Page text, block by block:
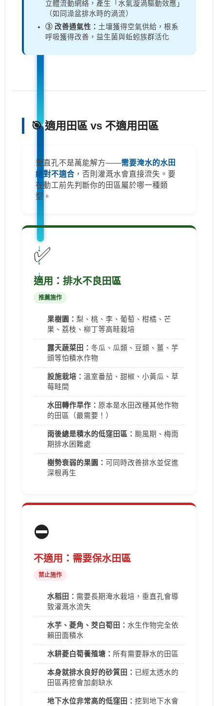
↓
↓
↓
立體流動網絡，產生「水氣漩渦驅動效應」
（如同澡盆排水時的渦流）
③ 改善通氣性： 土壤獲得空氣供給，根系
呼吸獲得改善，益生菌與蚯蚓族群活化
🎯 適用田區 vs 不適用田區
垂直孔不是萬能解方——需要淹水的水田
絕對不適合 ，否則灌溉水會直接流失。要
在動工前先判斷你的田區屬於哪一種類
型。
✅
適用：排水不良田區
推薦施作
果樹園： 梨、桃、李、葡萄、柑橘、芒
果、荔枝、柳丁等高畦栽培
露天蔬菜田： 冬瓜、瓜類、豆類、薑、芋
頭等怕積水作物
設施栽培： 溫室番茄、甜椒、小黃瓜、草
莓畦間
水田轉作旱作： 原本是水田改種其他作物
的田區（最需要！）
雨後總是積水的低窪田區： 颱風期、梅雨
期排水困難處
樹勢衰弱的果園： 可同時改善排水並促進
深根再生
⛔
不適用：需要保水田區
禁止施作
水稻田： 需要長期淹水栽培，垂直孔會導
致灌溉水流失
水芋、菱角、茭白筍田： 水生作物完全依
賴田面積水
水耕菱白筍養殖塘： 所有需要靜水的田區
本身就排水良好的砂質田： 已經太透水的
田區再挖會加劇缺水
地下水位非常高的低窪田： 挖到地下水會